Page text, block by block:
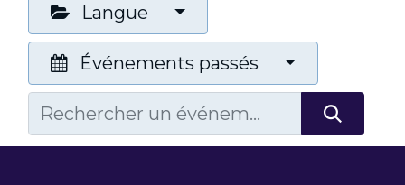
Langue
Événements passés